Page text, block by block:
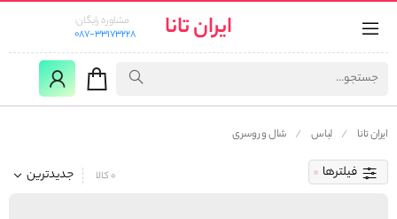
ایران تانا
مشاوره رایگان:
087-33173228
ایران تانا لباس شال و روسری
فیلترها جدیدترین 0 کالا